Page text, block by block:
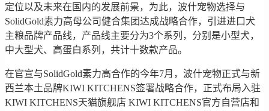
定位以及未来在国内的发展前景，为此，波什宠物选择与
SolidGold素力高母公司健合集团达成战略合作，引进进口犬
主粮品牌产品线，产品线主要分为3个系列，分别是小型犬，
中大型犬、高蛋白系列，共计十数款产品。
在官宣与SolidGold素力高合作的今年7月，波什宠物正式与新
西兰本土品牌KIWI KITCHENS签署战略合作，正式布局入驻
KIWI KITCHENS天猫旗舰店 KIWI KITCHENS官方自营店和